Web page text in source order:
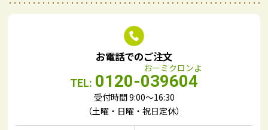
お電話でのご注文
TEL: 0120-039604
受付時間 9:00～16:30
（土曜・日曜・祝日定休）